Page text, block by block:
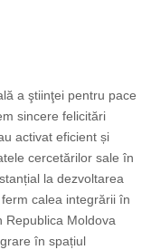
a ştiinţei pentru pace
sincere felicitări
activat eficient și
cercetărilor sale în
la dezvoltarea
calea integrării în
Republica Moldova
în spațiul